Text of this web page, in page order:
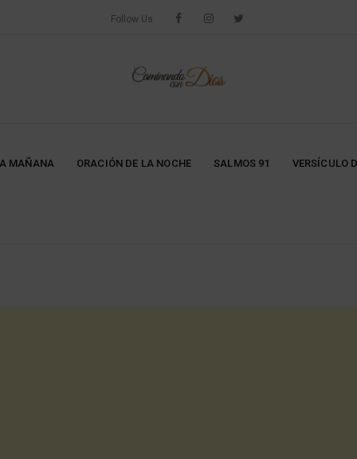
Follow Us
MAÑANA ORACIÓN DE LA NOCHE SALMOS 91 VERSÍCULO